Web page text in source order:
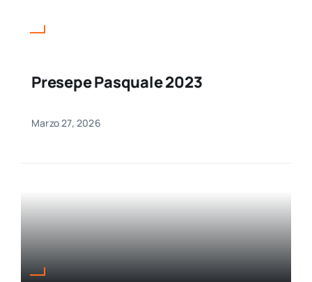
Presepe Pasquale 2023
Marzo 27, 2026